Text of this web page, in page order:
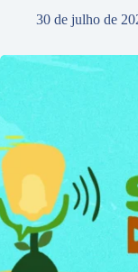
30 de julho de